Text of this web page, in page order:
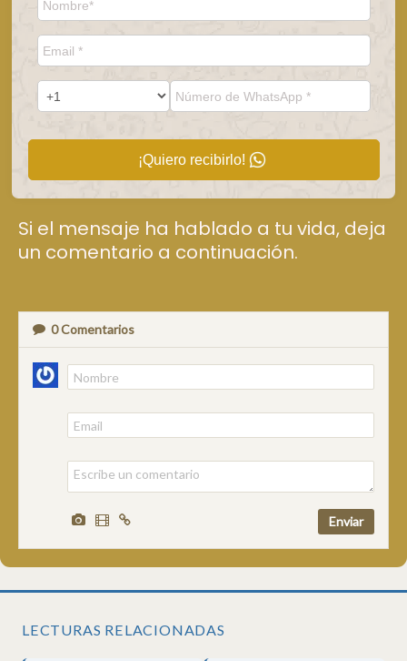
¡Quiero recibirlo!
Si el mensaje ha hablado a tu vida, deja
un comentario a continuación.
0Comentarios
LECTURAS RELACIONADAS